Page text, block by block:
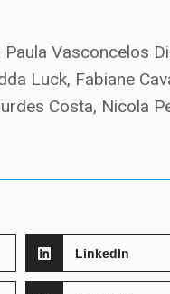
Vasconcelos
Luck, Fabiane
Costa, Nicola
LinkedIn